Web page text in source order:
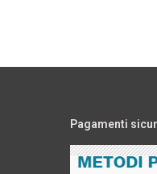
Pagamenti